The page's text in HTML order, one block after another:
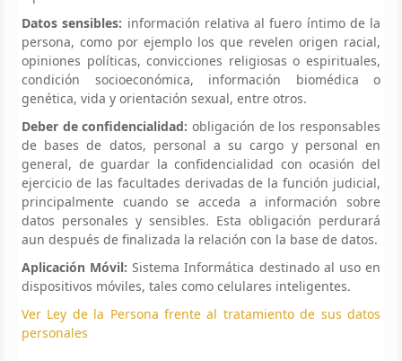
Datos sensibles: información relativa al fuero íntimo de la
persona, como por ejemplo los que revelen origen racial,
opiniones políticas, convicciones religiosas o espirituales,
condición socioeconómica, información biomédica o
genética, vida y orientación sexual, entre otros.
Deber de confidencialidad: obligación de los responsables
de bases de datos, personal a su cargo y personal en
general, de guardar la confidencialidad con ocasión del
ejercicio de las facultades derivadas de la función judicial,
principalmente cuando se acceda a información sobre
datos personales y sensibles. Esta obligación perdurará
aun después de finalizada la relación con la base de datos.
Aplicación Móvil: Sistema Informática destinado al uso en
dispositivos móviles, tales como celulares inteligentes.
Ver Ley de la Persona frente al tratamiento de sus datos
personales